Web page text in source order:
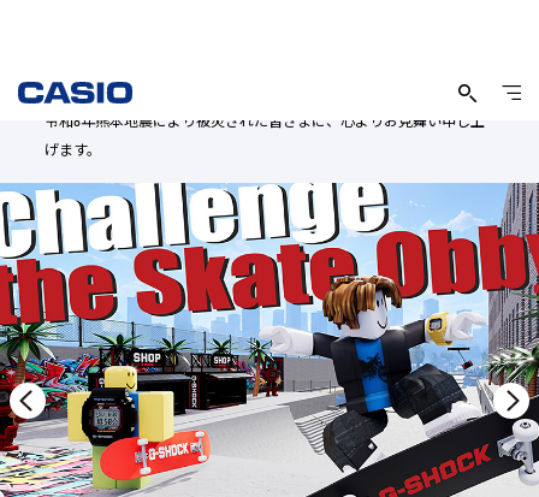
カ
シ
計
算
機
株
式
会
社
|
CASIO
2026年8月3日
令和8年熊本地震により被災された皆さまに、心よりお見舞い申し上
げます。